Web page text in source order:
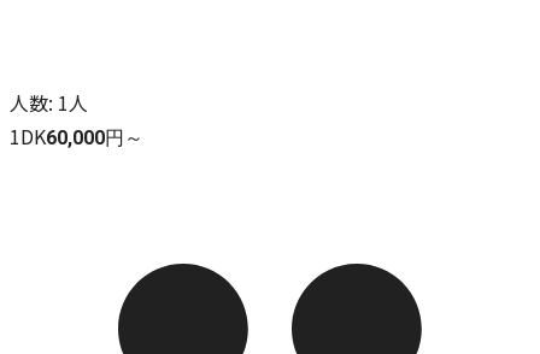
人数: 1人
1DK60,000円～